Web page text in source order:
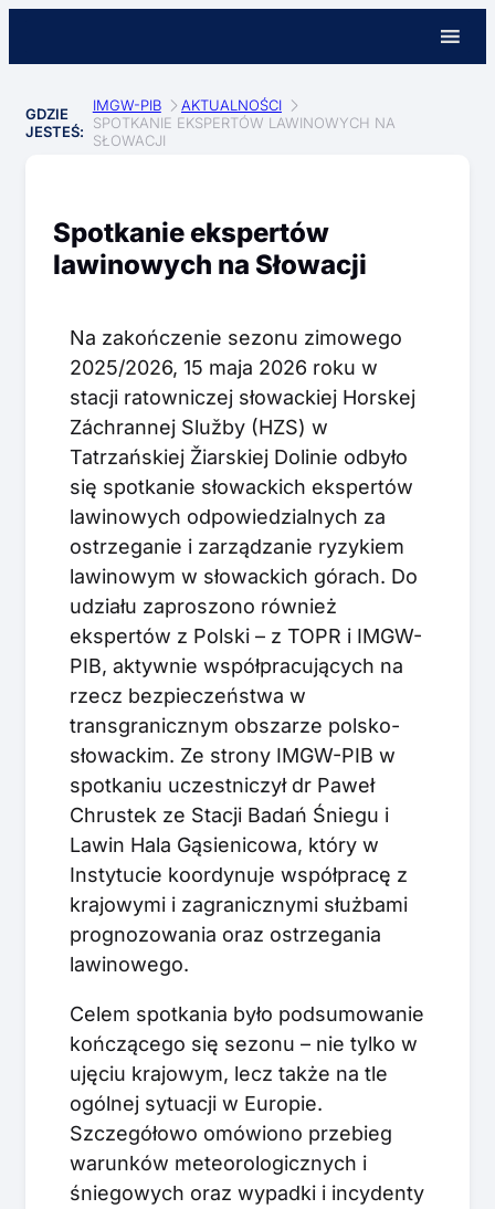
GDZIE
JESTEŚ:
IMGW-PIB
AKTUALNOŚCI
SPOTKANIE EKSPERTÓW LAWINOWYCH NA
SŁOWACJI
Spotkanie ekspertów
lawinowych na Słowacji
Na zakończenie sezonu zimowego
2025/2026, 15 maja 2026 roku w
stacji ratowniczej słowackiej Horskej
Záchrannej Služby (HZS) w
Tatrzańskiej Žiarskiej Dolinie odbyło
się spotkanie słowackich ekspertów
lawinowych odpowiedzialnych za
ostrzeganie i zarządzanie ryzykiem
lawinowym w słowackich górach. Do
udziału zaproszono również
ekspertów z Polski – z TOPR i IMGW-
PIB, aktywnie współpracujących na
rzecz bezpieczeństwa w
transgranicznym obszarze polsko-
słowackim. Ze strony IMGW-PIB w
spotkaniu uczestniczył dr Paweł
Chrustek ze Stacji Badań Śniegu i
Lawin Hala Gąsienicowa, który w
Instytucie koordynuje współpracę z
krajowymi i zagranicznymi służbami
prognozowania oraz ostrzegania
lawinowego.
Celem spotkania było podsumowanie
kończącego się sezonu – nie tylko w
ujęciu krajowym, lecz także na tle
ogólnej sytuacji w Europie.
Szczegółowo omówiono przebieg
warunków meteorologicznych i
śniegowych oraz wypadki i incydenty